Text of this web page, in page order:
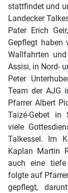
stattfindet und
Landecker
Pater Erich
Gepflegt haben
Wallfahrten
Assisi, in Nord-
Peter
Team der AJG
Pfarrer Albert
Taizé-Gebet in
viele
Talkessel. Im
Kaplan Martin
auch eine tiefe
folgte auf
gepflegt,